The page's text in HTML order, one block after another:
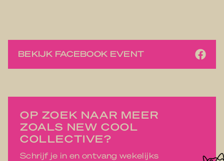
BEKIJK FACEBOOK EVENT
OP ZOEK NAAR MEER
ZOALS NEW COOL
COLLECTIVE?
Schrijf je in en ontvang wekelijks